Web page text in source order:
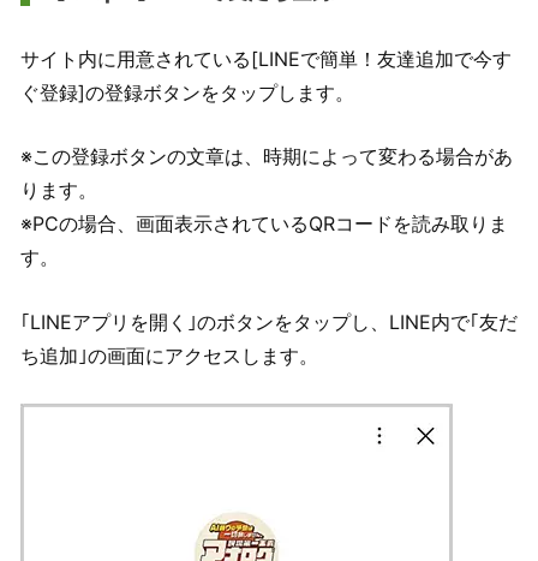
サイト内に用意されている[LINEで簡単！友達追加で今す
ぐ登録]の登録ボタンをタップします。
※この登録ボタンの文章は、時期によって変わる場合があ
ります。
※PCの場合、画面表示されているQRコードを読み取りま
す。
｢LINEアプリを開く｣のボタンをタップし、LINE内で｢友だ
ち追加｣の画面にアクセスします。